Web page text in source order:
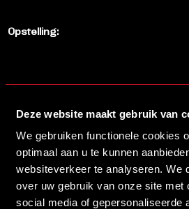
Deze website maakt gebruik van
We gebruiken functionele cookies
optimaal aan u te kunnen
websiteverkeer te analyseren. We
over uw gebruik van onze site met
social media of gepersonaliseerde
Opstelling:
Romano Gerrits, Jorg Kuhn, Julian
de Klerk); Loek Swinkels; Dani van
van Aerle), Tuzairo Obia, Raúl
Geel:Chevez Sedoeboen.
HELMOND SPORT O14 – MVV